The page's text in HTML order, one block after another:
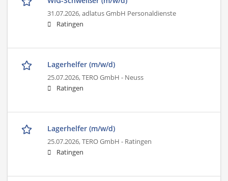
31.07.2026,adlatus GmbH Personaldienste
Ratingen
Lagerhelfer (m/w/d)
25.07.2026,TERO GmbH - Neuss
Ratingen
Lagerhelfer (m/w/d)
25.07.2026,TERO GmbH - Ratingen
Ratingen